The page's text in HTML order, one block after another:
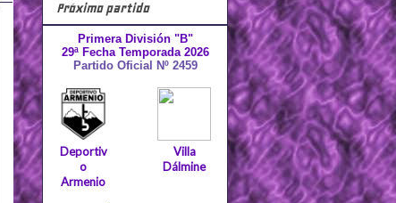
Próximo partido
Primera División "B"
29ª Fecha Temporada 2026
Partido Oficial Nº 2459
Deportiv
o
Armenio
Villa
Dálmine